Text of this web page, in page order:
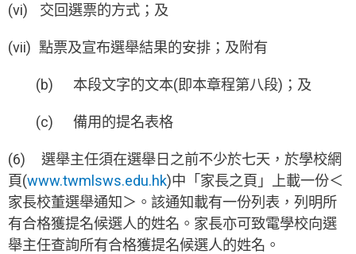
(vi) 交回選票的方式；及
(vii) 點票及宣布選舉結果的安排；及附有
(b) 本段文字的文本(即本章程第八段)；及
(c) 備用的提名表格
(6) 選舉主任須在選舉日之前不少於七天，於學校網
頁(www.twmlsws.edu.hk)中「家長之頁」上載一份＜
家長校董選舉通知＞。該通知載有一份列表，列明所
有合格獲提名候選人的姓名。家長亦可致電學校向選
舉主任查詢所有合格獲提名候選人的姓名。